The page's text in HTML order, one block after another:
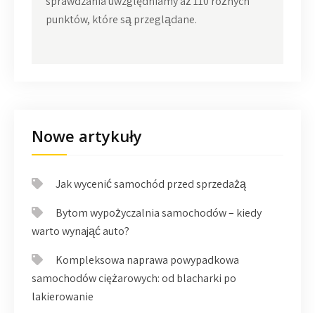
punktów, które są przeglądane.
Nowe artykuły
Jak wycenić samochód przed sprzedażą
Bytom wypożyczalnia samochodów – kiedy
warto wynająć auto?
Kompleksowa naprawa powypadkowa
samochodów ciężarowych: od blacharki po
lakierowanie